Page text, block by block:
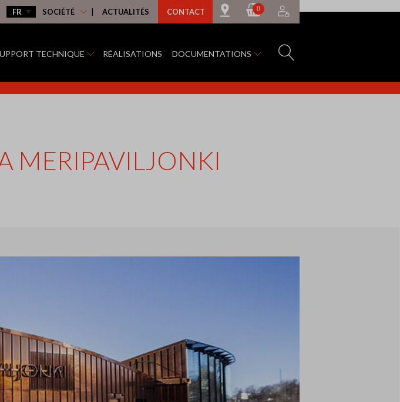
SOCIÉTÉ ACTUALITÉS CONTACT 0
TECHNIQUE RÉALISATIONS DOCUMENTATIONS
MERIPAVILJONKI